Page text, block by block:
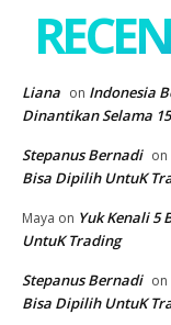
Liana on Indonesia
Dinantikan Selama
Stepanus Bernadi on
Bisa Dipilih UntuK
Maya on Yuk Kenali 5
UntuK Trading
Stepanus Bernadi on
Bisa Dipilih UntuK